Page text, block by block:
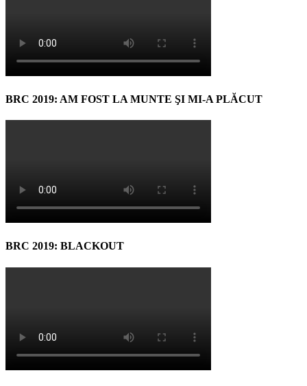
BRC 2019: AM FOST LA MUNTE ŞI MI-A PLĂCUT
BRC 2019: BLACKOUT